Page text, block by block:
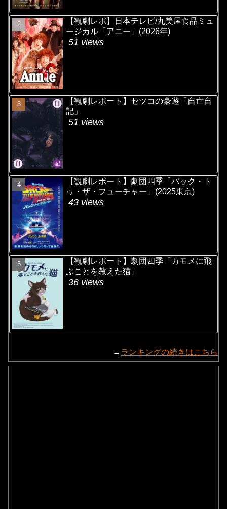
【観劇レポ】日本テレビ/丸美屋食品ミュ
ージカル「アニー」(2026年)
51 views
【観劇レポート】セツコの豪遊「自亡自
記」
51 views
【観劇レポート】劇団四季「バック・ト
ゥ・ザ・フューチャー」(2025東京)
43 views
【観劇レポート】劇団四季「カモメに飛
ぶことを教えた猫」
36 views
→ ランキングの続きはこちら